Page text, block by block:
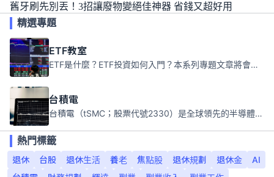
舊牙刷先別丟！3招讓廢物變絕佳神器 省錢又超好用
精選專題
ETF教室
ETF是什麼？ETF投資如何入門？本系列專題文章將會告訴你新手必須知道的ETF基礎知識。
台積電
台積電（tSMC；股票代號2330）是全球領先的半導體代工公司，成立於1987年，總部位於台灣新竹。且已於美國、日本、德國及中國設廠，台積電是全球首家專業積體電路製造服務公司，也是全球最先進和最大規模的半導體代工廠。
熱門標籤
退休
台股 退休生活 養老 焦點股 退休規劃 退休金
AI